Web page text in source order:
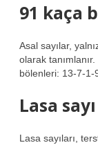
91 kaça
Asal sayılar,
olarak
bölenleri: 13-7-1-
Lasa
Lasa sayıları,